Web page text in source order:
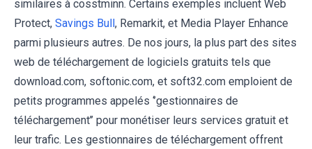
similaires à cosstminn. Certains exemples incluent Web
Protect, Savings Bull, Remarkit, et Media Player Enhance
parmi plusieurs autres. De nos jours, la plus part des sites
web de téléchargement de logiciels gratuits tels que
download.com, softonic.com, et soft32.com emploient de
petits programmes appelés ‘’gestionnaires de
téléchargement’’ pour monétiser leurs services gratuit et
leur trafic. Les gestionnaires de téléchargement offrent